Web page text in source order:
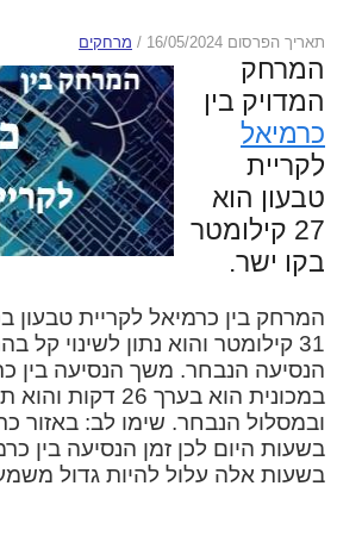
תאריך הפרסום 16/05/2024 / מרחקים
המרחק
המדויק בין
כרמיאל
לקריית
טבעון הוא
27 קילומטר
בקו ישר.
המרחק בין כרמיאל לקריית טבעון
31 קילומטר והוא נתון לשינוי
הנסיעה הנבחר. משך הנסיעה בין
במכונית הוא בערך 26
ובמסלול הנבחר. שימו לב: באזור
בשעות היום לכן זמן הנסיעה בין
בשעות אלה עלול להיות גדול